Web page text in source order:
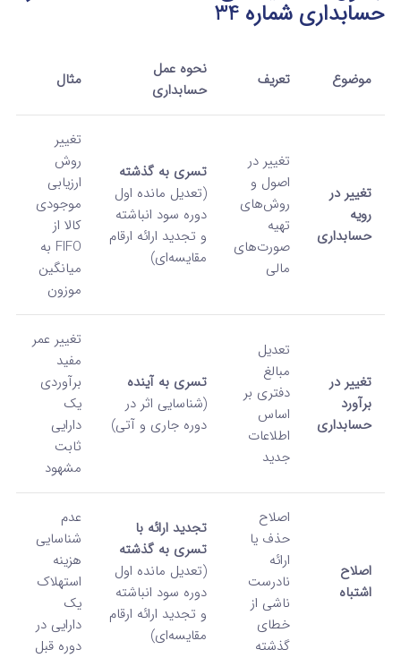
حسابداری شماره 34
موضوع تعریف
نحوه عمل
حسابداری
مثال
تغییر در
رویه
حسابداری
تغییر در
اصول و
روش‌های
تهیه
صورت‌های
مالی
تسری به گذشته
(تعدیل مانده اول
دوره سود انباشته
و تجدید ارائه ارقام
مقایسه‌ای)
تغییر
روش
ارزیابی
موجودی
کالا از
FIFO به
میانگین
موزون
تغییر در
برآورد
حسابداری
تعدیل
مبالغ
دفتری بر
اساس
اطلاعات
جدید
تسری به آینده
(شناسایی اثر در
دوره جاری و آتی)
تغییر عمر
مفید
برآوردی
یک
دارایی
ثابت
مشهود
اصلاح
اشتباه
اصلاح
حذف یا
ارائه
نادرست
ناشی از
خطای
گذشته
تجدید ارائه با
تسری به گذشته
(تعدیل مانده اول
دوره سود انباشته
و تجدید ارائه ارقام
مقایسه‌ای)
عدم
شناسایی
هزینه
استهلاک
یک
دارایی در
دوره قبل